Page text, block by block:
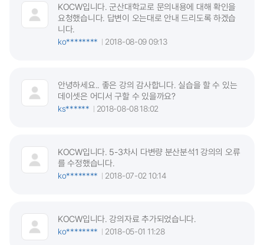
KOCW입니다. 군산대학교로 문의내용에 대해 확인을
요청했습니다. 답변이 오는대로 안내 드리도록 하겠습
니다.
ko********
2018-08-09 09:13
안녕하세요.. 좋은 강의 감사합니다. 실습을 할 수 있는
데이셋은 어디서 구할 수 있을까요?
ks******
2018-08-08 18:02
KOCW입니다. 5-3차시 다변량 분산분석1 강의의 오류
를 수정했습니다.
ko********
2018-07-02 10:14
KOCW입니다. 강의자료 추가되었습니다.
ko********
2018-05-01 11:28